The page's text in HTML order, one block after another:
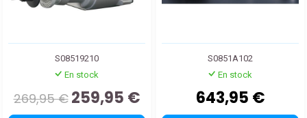
S08519210
En stock
269,95 € 259,95 €
S0851A102
En stock
643,95 €